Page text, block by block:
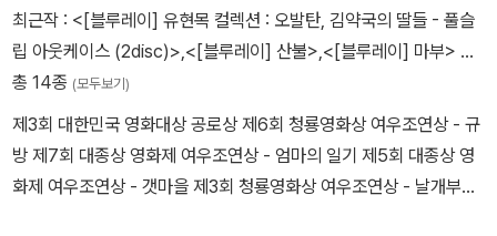
민) 등의 화제작에 출연한 주증녀는 <실낙원의 별>(57, 홍성기)에서
본격적인 영화 연기에의 의지를 느꼈다고 한다. <애인>이 흥행에 성
공하고 <실낙원의 별>이 전국적으로 화제를 일으키면서 인기가 더욱
상승하여 대종상 주연여우상 등을 수상하였다. 젊은 애인역으로 사랑
받던 그는 <고려장>(63, 김기영)에서는 노파 역으로 일생일대의 연
기를 보여주며 ‘오랜만에 연기다운 연기를 해본다’는 자신감을 보여
자를 합해서 만든 것이라고 한다. 김혜정, 이빈화와 함께 1대 육체파
여배우로 꼽히기도 했지만, <황혼열차> <1957), <유관순> (195
9), <추억의 목거리> (1959) 등에서 각각 보여주는 폭넓은 연기는
961), <또순이> (1963), <젯트부인> (1967), <월하의 공동묘지>
(1967) 등 각각 멜로드라마, 코미디, 공포에 이르는 장르 모두를 소
화해앴다. 1970년대에는 영화와 TV를 오가며 KBS의 <사족사> ,
최근작 : <[블루레이] 유현목 컬렉션 : 오발탄, 김약국의 딸들 - 풀슬
립 아웃케이스 (2disc)>,<[블루레이] 산불>,<[블루레이] 마부> …
총 14종 (모두보기)
제3회 대한민국 영화대상 공로상 제6회 청룡영화상 여우조연상 - 규
방 제7회 대종상 영화제 여우조연상 - 엄마의 일기 제5회 대종상 영
화제 여우조연상 - 갯마을 제3회 청룡영화상 여우조연상 - 날개부인